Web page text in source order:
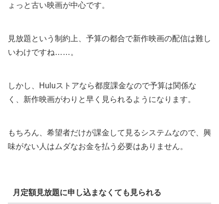
ょっと古い映画が中心です。
見放題という制約上、予算の都合で新作映画の配信は難し
いわけですね……。
しかし、Huluストアなら都度課金なので予算は関係な
く、新作映画がわりと早く見られるようになります。
もちろん、希望者だけが課金して見るシステムなので、興
味がない人はムダなお金を払う必要はありません。
月定額見放題に申し込まなくても見られる